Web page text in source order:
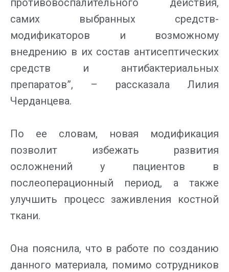
противовоспалительного действия,
самих выбранных средств-
модификаторов и возможному
внедрению в их состав антисептических
средств и антибактериальных
препаратов”, – рассказала Лилия
Черданцева.
По ее словам, новая модификация
позволит избежать развития
осложнений у пациентов в
послеоперационный период, а также
улучшить процесс заживления костной
ткани.
Она пояснила, что в работе по созданию
данного материала, помимо сотрудников